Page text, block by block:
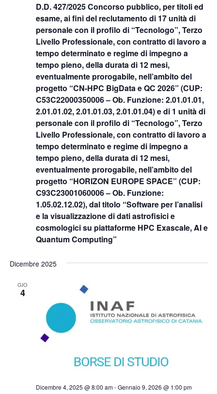
D.D. 427/2025 Concorso pubblico, per titoli ed
esame, ai fini del reclutamento di 17 unità di
personale con il profilo di “Tecnologo”, Terzo
Livello Professionale, con contratto di lavoro a
tempo determinato e regime di impegno a
tempo pieno, della durata di 12 mesi,
eventualmente prorogabile, nell’ambito del
progetto “CN-HPC BigData e QC 2026” (CUP:
C53C22000350006 – Ob. Funzione: 2.01.01.01,
2.01.01.02, 2.01.01.03, 2.01.01.04) e di 1 unità di
personale con il profilo di “Tecnologo”, Terzo
Livello Professionale, con contratto di lavoro a
tempo determinato e regime di impegno a
tempo pieno, della durata di 12 mesi,
eventualmente prorogabile, nell’ambito del
progetto “HORIZON EUROPE SPACE” (CUP:
C93C23001060006 – Ob. Funzione:
1.05.02.12.02), dal titolo “Software per l’analisi
e la visualizzazione di dati astrofisici e
cosmologici su piattaforme HPC Exascale, AI e
Quantum Computing”
Dicembre 2025
GIO
4
Dicembre 4, 2025 @ 8:00 am-Gennaio 9, 2026 @ 1:00 pm